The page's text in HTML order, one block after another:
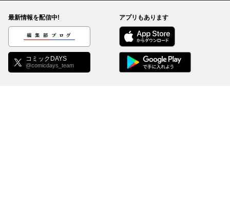
最新情報を配信中!
編集部ブログ
コミックDAYS
@comicdays_team
アプリもあります